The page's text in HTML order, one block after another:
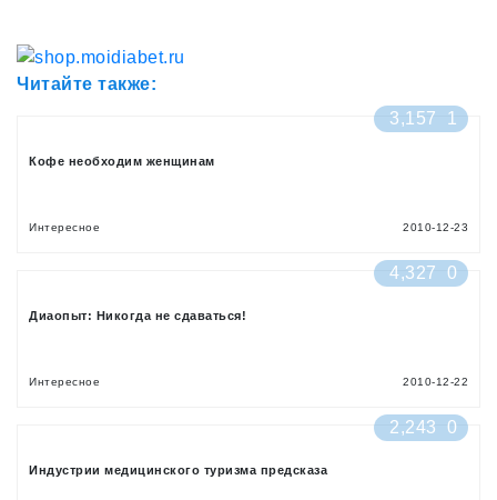
Читайте также:
3,157
1
Кофе необходим женщинам
Интересное 2010-12-23
4,327 0
Диаопыт: Никогда не сдаваться!
Интересное 2010-12-22
2,243 0
Индустрии медицинского туризма предсказа